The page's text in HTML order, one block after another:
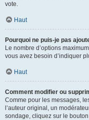
vote.
Haut
Pourquoi ne puis-je pas
Le nombre d’options
vous avez besoin d’indiquer
Haut
Comment modifier ou
Comme pour les messages,
l’auteur original, un
sondage, cliquez sur le bouton